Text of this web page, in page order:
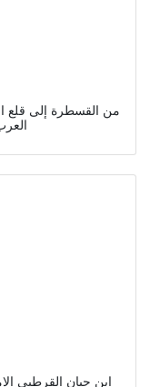
من القسطرة إلى قلع
ابن حيان القرطبي